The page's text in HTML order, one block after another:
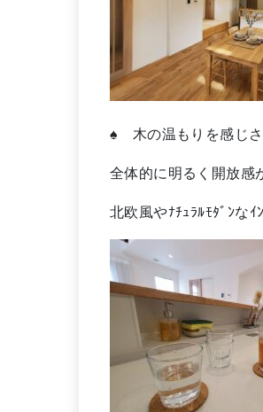
♠ 木の温もりを感じさ
全体的に明るく開放感
北欧風やﾅﾁｭﾗﾙﾓﾀﾞﾝなｲ